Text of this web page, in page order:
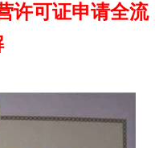
许可证申请全流